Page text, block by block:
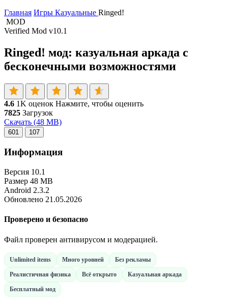
Главная Игры Казуальные Ringed!
MOD
Verified Mod v10.1
Ringed! мод: казуальная аркада с
бесконечными возможностями
4.6 1K оценок Нажмите, чтобы оценить
7825 Загрузок
Скачать (48 MB)
601 107
Информация
Версия 10.1
Размер 48 MB
Android 2.3.2
Обновлено 21.05.2026
Проверено и безопасно
Файл проверен антивирусом и модерацией.
Unlimited items Много уровней Без рекламы
Реалистичная физика Всё открыто Казуальная аркада
Бесплатный мод